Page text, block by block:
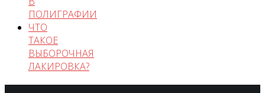
ПОЛИГРАФИИ
ЧТО
ТАКОЕ
ВЫБОРОЧНАЯ
ЛАКИРОВКА?